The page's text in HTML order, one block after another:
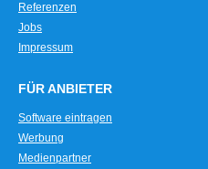
Referenzen
Jobs
Impressum
FÜR ANBIETER
Software eintragen
Werbung
Medienpartner